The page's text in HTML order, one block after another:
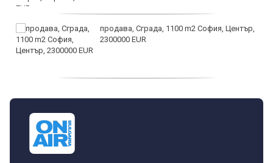
продава, Сграда, 1100 m2 София, Център,
2300000 EUR